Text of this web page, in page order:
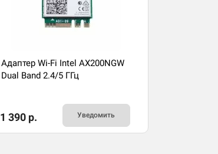
Адаптер Wi-Fi Intel AX200NGW
Dual Band 2.4/5 ГГц
1 390 р. Уведомить